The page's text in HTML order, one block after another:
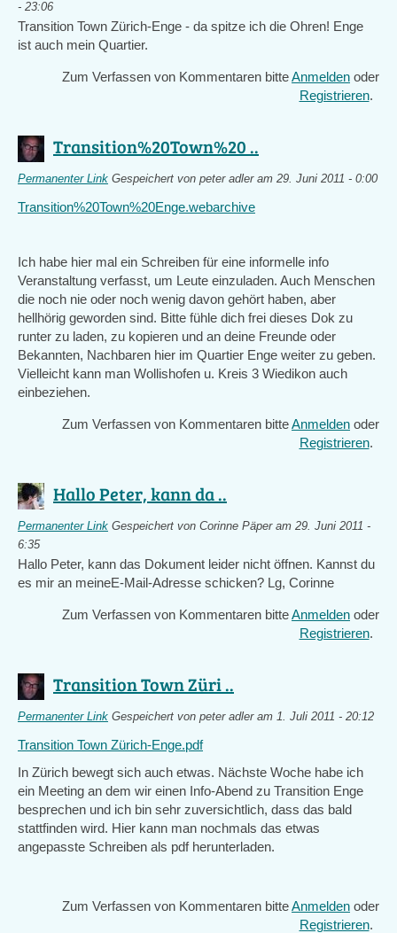
- 23:06
Transition Town Zürich-Enge - da spitze ich die Ohren! Enge
ist auch mein Quartier.
Zum Verfassen von Kommentaren bitteAnmelden oder
Registrieren.
Transition%20Town%20 ..
Permanenter Link Gespeichert von peter adleram 29. Juni 2011 - 0:00
Transition%20Town%20Enge.webarchive
Ich habe hier mal ein Schreiben für eine informelle info
Veranstaltung verfasst, um Leute einzuladen. Auch Menschen
die noch nie oder noch wenig davon gehört haben, aber
hellhörig geworden sind. Bitte fühle dich frei dieses Dok zu
runter zu laden, zu kopieren und an deine Freunde oder
Bekannten, Nachbaren hier im Quartier Enge weiter zu geben.
Vielleicht kann man Wollishofen u. Kreis 3 Wiedikon auch
einbeziehen.
Zum Verfassen von Kommentaren bitteAnmelden oder
Registrieren.
Hallo Peter, kann da ..
Permanenter Link Gespeichert von Corinne Päperam 29. Juni 2011 -
6:35
Hallo Peter, kann das Dokument leider nicht öffnen. Kannst du
es mir an meineE-Mail-Adresse schicken? Lg, Corinne
Zum Verfassen von Kommentaren bitteAnmelden oder
Registrieren.
Transition Town Züri ..
Permanenter Link Gespeichert von peter adleram 1. Juli 2011 - 20:12
Transition Town Zürich-Enge.pdf
In Zürich bewegt sich auch etwas. Nächste Woche habe ich
ein Meeting an dem wir einen Info-Abend zu Transition Enge
besprechen und ich bin sehr zuversichtlich, dass das bald
stattfinden wird. Hier kann man nochmals das etwas
angepasste Schreiben als pdf herunterladen.
Zum Verfassen von Kommentaren bitteAnmelden oder
Registrieren.